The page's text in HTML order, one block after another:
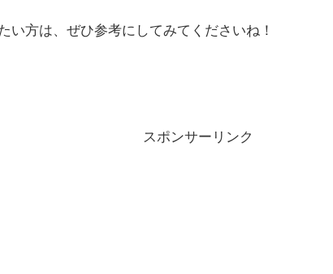
い方は、ぜひ参考にしてみてくださいね！
スポンサーリンク